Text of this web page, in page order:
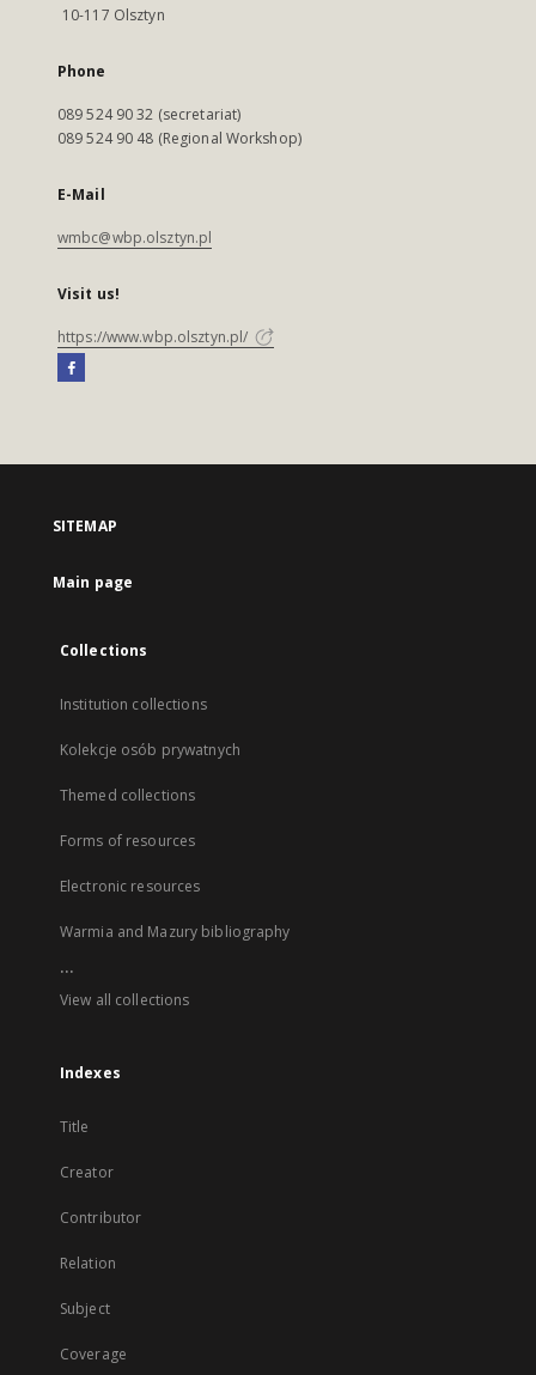
10-117 Olsztyn
Phone
089 524 90 32 (secretariat)
089 524 90 48 (Regional Workshop)
E-Mail
wmbc@wbp.olsztyn.pl
Visit us!
https://www.wbp.olsztyn.pl/
SITEMAP
Main page
Collections
Institution collections
Kolekcje osób prywatnych
Themed collections
Forms of resources
Electronic resources
Warmia and Mazury bibliography
...
View all collections
Indexes
Title
Creator
Contributor
Relation
Subject
Coverage